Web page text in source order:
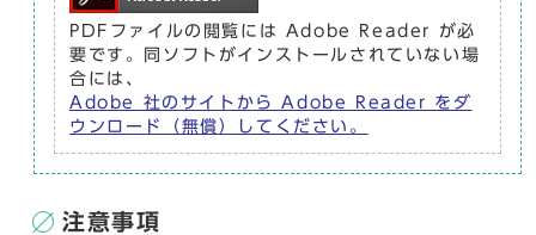
PDFファイルの閲覧には Adobe Reader が必
要です。同ソフトがインストールされていない場
合には、
Adobe 社のサイトから Adobe Reader をダ
ウンロード（無償）してください。
注意事項